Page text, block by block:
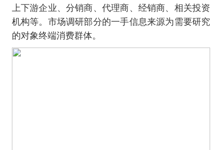
上下游企业、分销商、代理商、经销商、相关投资
机构等。市场调研部分的一手信息来源为需要研究
的对象终端消费群体。